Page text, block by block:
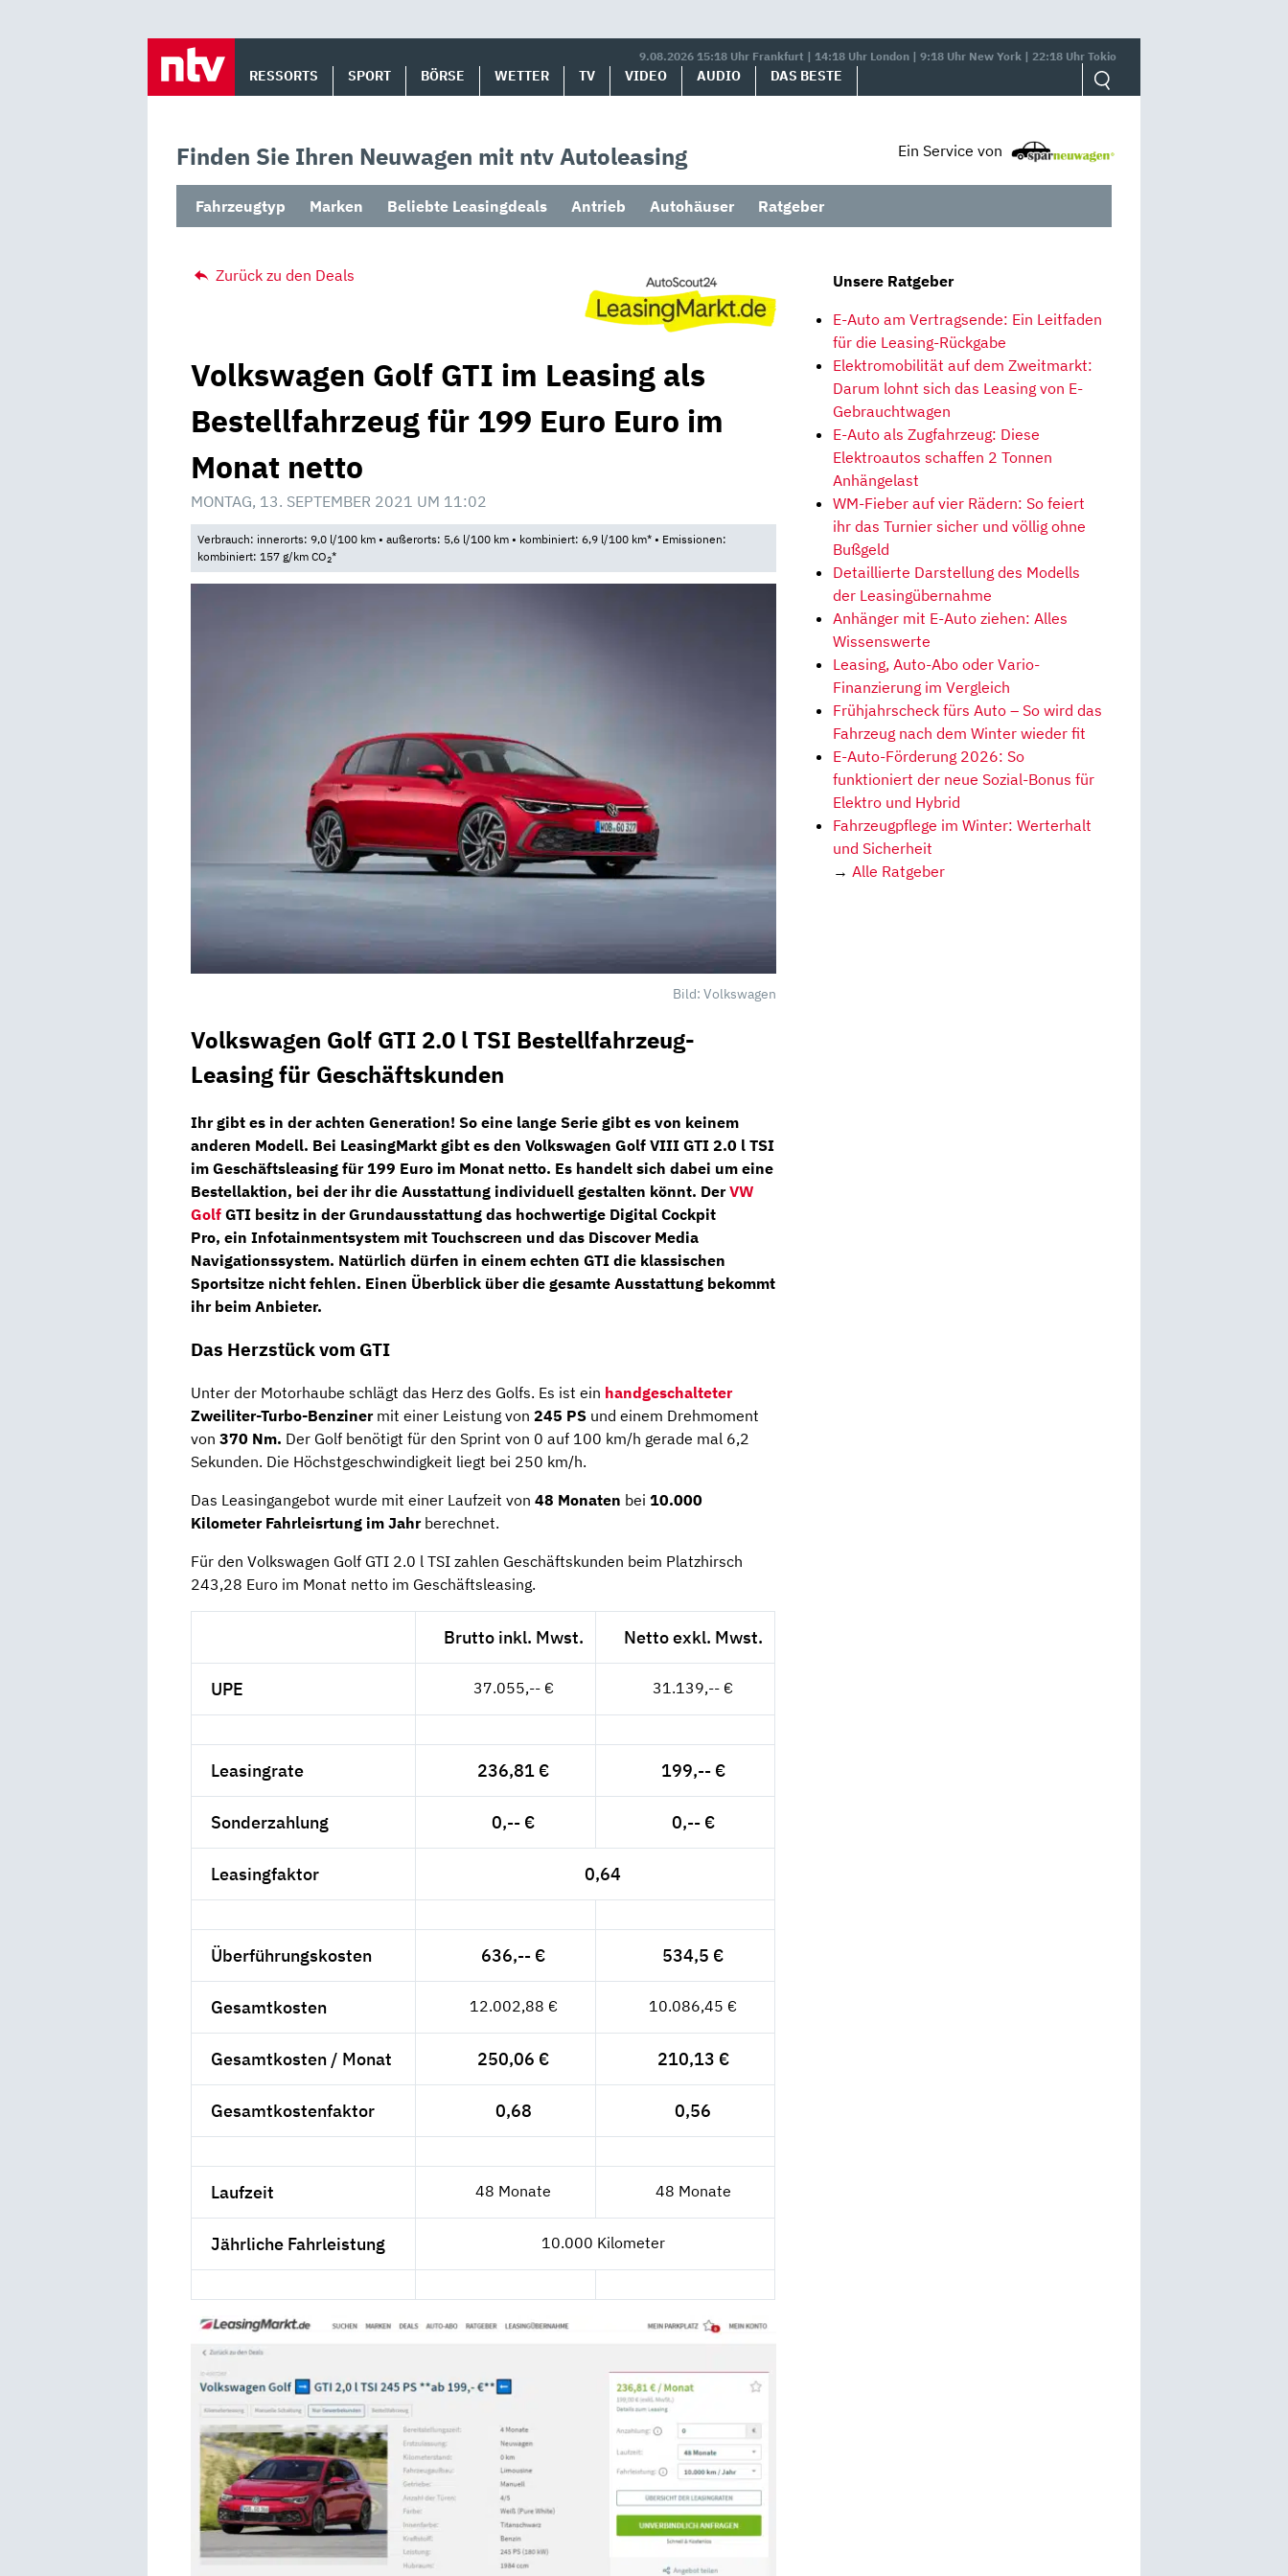
9.08.2026 15:18 Uhr Frankfurt | 14:18 Uhr London | 9:18 Uhr New York | 22:18 Uhr Tokio
RESSORTS SPORT BÖRSE WETTER TV VIDEO AUDIO DAS BESTE
Finden Sie Ihren Neuwagen mit ntv Autoleasing Ein Service von
Fahrzeugtyp Marken Beliebte Leasingdeals Antrieb Autohäuser Ratgeber
Zurück zu den Deals
Volkswagen Golf GTI im Leasing als
Bestellfahrzeug für 199 Euro Euro im
Monat netto
MONTAG, 13. SEPTEMBER 2021 UM 11:02
Verbrauch: innerorts: 9,0 l/100 km • außerorts: 5,6 l/100 km • kombiniert: 6,9 l/100 km* • Emissionen:
kombiniert: 157 g/km CO2*
Bild: Volkswagen
Volkswagen Golf GTI 2.0 l TSI Bestellfahrzeug-
Leasing für Geschäftskunden
Ihr gibt es in der achten Generation! So eine lange Serie gibt es von keinem
anderen Modell. Bei LeasingMarkt gibt es den Volkswagen Golf VIII GTI 2.0 l TSI
im Geschäftsleasing für199 Euro im Monat netto. Es handelt sich dabei um eine
Bestellaktion, bei der ihr die Ausstattung individuell gestalten könnt. DerVW
Golf GTI besitz in der Grundausstattung das hochwertige Digital Cockpit
Pro, ein Infotainmentsystem mit Touchscreen und das Discover Media
Navigationssystem. Natürlich dürfen in einem echten GTI die klassischen
Sportsitze nicht fehlen. Einen Überblick über die gesamte Ausstattung bekommt
ihr beim Anbieter.
Das Herzstück vom GTI
Unter der Motorhaube schlägt das Herz des Golfs. Es ist ein handgeschalteter
Zweiliter-Turbo-Benzinermit einer Leistung von 245 PS und einem Drehmoment
von 370 Nm. Der Golf benötigt für den Sprint von 0 auf 100 km/h gerade mal 6,2
Sekunden. Die Höchstgeschwindigkeit liegt bei 250 km/h.
Das Leasingangebot wurde mit einer Laufzeit von 48 Monaten bei 10.000
Kilometer Fahrleisrtung im Jahrberechnet.
Für den Volkswagen Golf GTI 2.0 l TSI zahlen Geschäftskunden beim Platzhirsch
243,28 Euro im Monat netto im Geschäftsleasing.
Brutto inkl. Mwst. Netto exkl. Mwst.
UPE 37.055,-- € 31.139,-- €
Leasingrate 236,81 € 199,-- €
Sonderzahlung 0,-- € 0,-- €
Leasingfaktor 0,64
Überführungskosten 636,-- € 534,5 €
Gesamtkosten 12.002,88 € 10.086,45 €
Gesamtkosten / Monat 250,06 € 210,13 €
Gesamtkostenfaktor 0,68 0,56
Laufzeit 48 Monate 48 Monate
Jährliche Fahrleistung 10.000 Kilometer
Unsere Ratgeber
E-Auto am Vertragsende: Ein Leitfaden
für die Leasing-Rückgabe
Elektromobilität auf dem Zweitmarkt:
Darum lohnt sich das Leasing von E-
Gebrauchtwagen
E-Auto als Zugfahrzeug: Diese
Elektroautos schaffen 2 Tonnen
Anhängelast
WM-Fieber auf vier Rädern: So feiert
ihr das Turnier sicher und völlig ohne
Bußgeld
Detaillierte Darstellung des Modells
der Leasingübernahme
Anhänger mit E-Auto ziehen: Alles
Wissenswerte
Leasing, Auto-Abo oder Vario-
Finanzierung im Vergleich
Frühjahrscheck fürs Auto – So wird das
Fahrzeug nach dem Winter wieder fit
E-Auto-Förderung 2026: So
funktioniert der neue Sozial-Bonus für
Elektro und Hybrid
Fahrzeugpflege im Winter: Werterhalt
und Sicherheit
→ Alle Ratgeber